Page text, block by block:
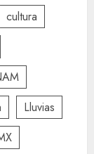
cultura
Lluvias